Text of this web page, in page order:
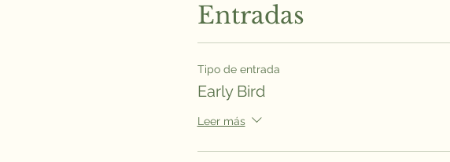
Entradas
Tipo de entrada
Early Bird
Leer más